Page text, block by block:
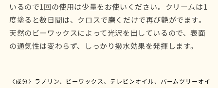
ラ
ウ
ン）
の
数
ラ
ウ
ン）
数
いるので1回の使用は少量をお使いください。クリームは1
度塗ると数日間は、クロスで磨くだけで再び艶がでます。
天然のビーワックスによって光沢を出しているので、表面
の通気性は変わらず、しっかり撥水効果を発揮します。
〈成分〉ラノリン、ビーワックス、テレビンオイル、パームツリーオイ